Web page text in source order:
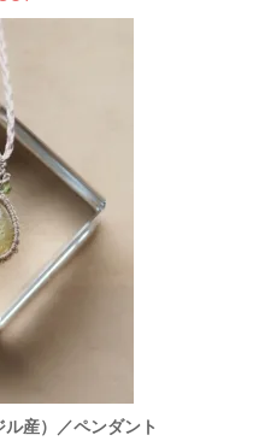
産）／ペンダント